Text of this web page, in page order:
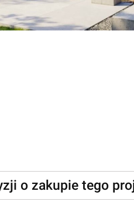
o zakupie tego